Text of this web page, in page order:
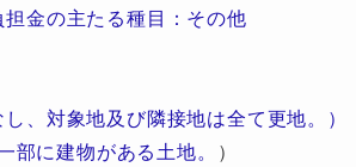
金の主たる種目：その他
、対象地及び隣接地は全て更地。）
に建物がある土地。 ）